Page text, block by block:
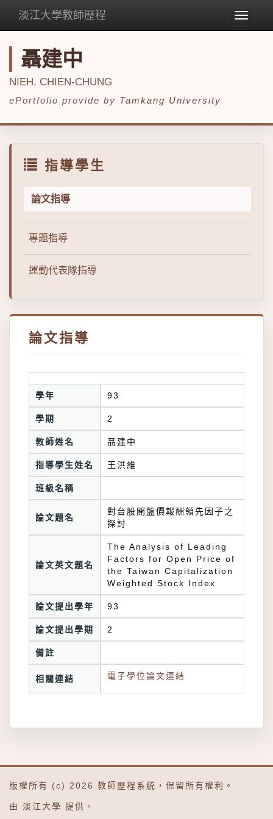
Toggle
淡江大學教師歷程
聶建中
NIEH, CHIEN-CHUNG
ePortfolio provide by Tamkang University
指導學生
論文指導
專題指導
運動代表隊指導
論文指導
學年 93
學期 2
教師姓名 聶建中
指導學生姓名 王洪維
班級名稱
論文題名
對台股開盤價報酬領先因子之
探討
論文英文題名
The Analysis of Leading
Factors for Open Price of
the Taiwan Capitalization
Weighted Stock Index
論文提出學年 93
論文提出學期 2
備註
相關連結 電子學位論文連結
版權所有 (c) 2026 教師歷程系統 ，保留所有權利。
由 淡江大學 提供。